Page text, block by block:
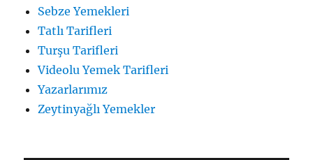
Sebze Yemekleri
Tatlı Tarifleri
Turşu Tarifleri
Videolu Yemek Tarifleri
Yazarlarımız
Zeytinyağlı Yemekler